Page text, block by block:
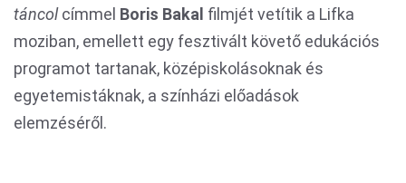
táncolcímmel Boris Bakal filmjét vetítik a Lifka
moziban, emellett egy fesztivált követő edukációs
programot tartanak, középiskolásoknak és
egyetemistáknak, a színházi előadások
elemzéséről.